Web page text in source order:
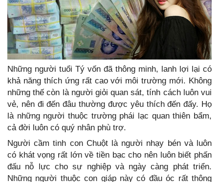
Những người tuổi Tý vốn đã thông minh, lanh lợi lại có
khả năng thích ứng rất cao với môi trường mới. Không
những thế còn là người giỏi quan sát, tính cách luôn vui
vẻ, nên đi đến đâu thường được yêu thích đến đấy. Họ
là những người thuộc trường phái lạc quan thiên bẩm,
cả đời luôn có quý nhân phù trợ.
Người cầm tinh con Chuột là người nhạy bén và luôn
có khát vọng rất lớn về tiền bạc cho nên luôn biết phấn
đấu nỗ lực cho sự nghiệp và ngày càng phát triển.
Những người thuộc con giáp này có đầu óc rất thông